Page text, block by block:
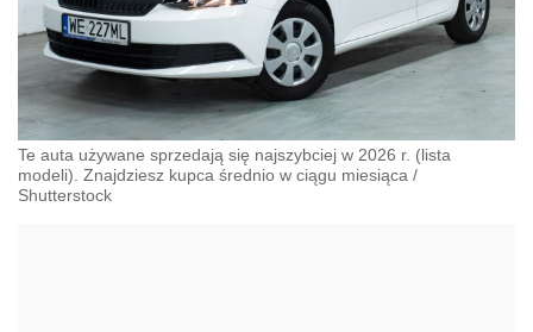
Te auta używane sprzedają się najszybciej w 2026 r. (lista
modeli). Znajdziesz kupca średnio w ciągu miesiąca /
Shutterstock